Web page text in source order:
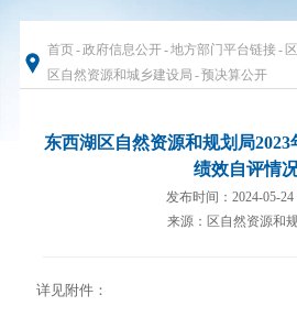
首页-政府信息公开-地方部门平台链接-
区自然资源和城乡建设局 -预决算公开
东西湖区自然资源和规划局2023
绩效自评情
发布时间：2024-05-24
来源：区自然资源和
详见附件：